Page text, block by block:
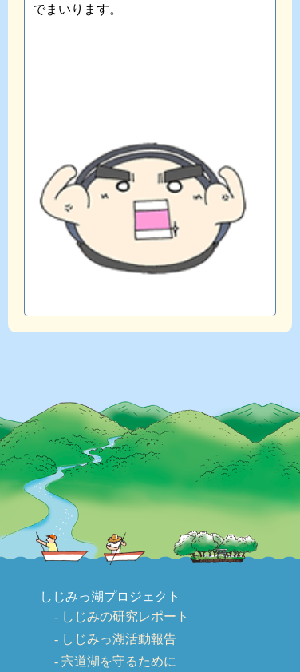
でまいります。
しじみっ湖プロジェクト
しじみの研究レポート
しじみっ湖活動報告
宍道湖を守るために